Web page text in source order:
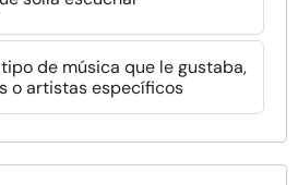
de música que le gustaba,
o artistas específicos